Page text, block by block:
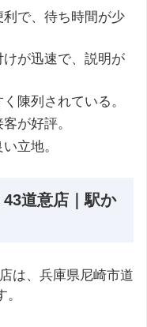
で、待ち時間が少
けが迅速で、説明が
陳列されている。
が好評。
立地。
道意店｜駅か
は、兵庫県尼崎市道